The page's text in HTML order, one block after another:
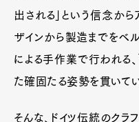
出される」という信念か
ザインから製造までをベ
による手作業で行われる、
た確固たる姿勢を貫いてい
そんな、ドイツ伝統のクラ